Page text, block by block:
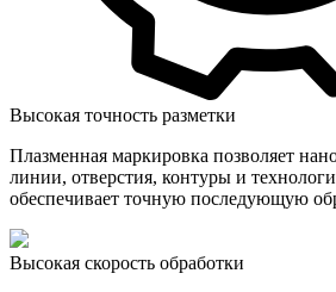
Высокая точность разметки
Плазменная маркировка позволяет
линии, отверстия, контуры и
обеспечивает точную последующую
Высокая скорость обработки